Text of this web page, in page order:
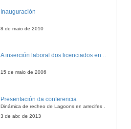
Inauguración
8 de maio de 2010
A inserción laboral dos licenciados en Ciencias do Mar: a carreira investigadora
15 de maio de 2006
Presentación da conferencia
Dinámica de recheo de Lagoons en arrecifes de coral
3 de abr. de 2013